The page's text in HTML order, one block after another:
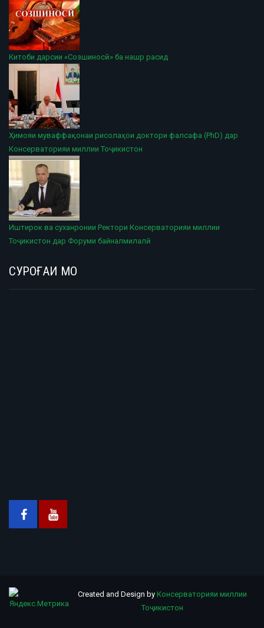
Китоби дарсии «Созшиносӣ» ба нашр расид
Ҳимояи муваффақонаи рисолаҳои доктори фалсафа (PhD) дар
Консерваторияи миллии Тоҷикистон
Иштирок ва суханронии Ректори Консерваторияи миллии
Тоҷикистон дар Форуми байналмилалӣ
СУРОҒАИ МО
Created and Design by Консерваторияи миллии
Тоҷикистон